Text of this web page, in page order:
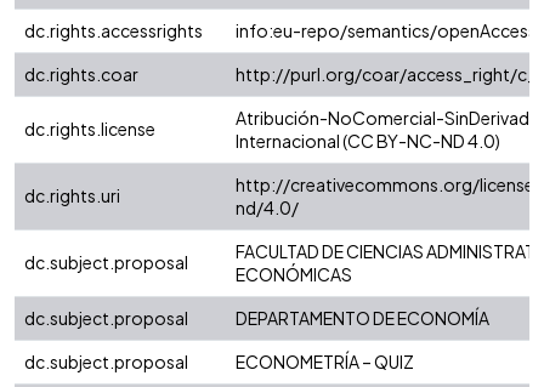
dc.rights.accessrights
info:eu-repo/semantics/openAccess
dc.rights.coar
http://purl.org/coar/access_right/
dc.rights.license
Atribución-NoComercial-
Internacional (CC BY-NC-ND 4.0)
dc.rights.uri
http://creativecommons.org/
nd/4.0/
dc.subject.proposal
FACULTAD DE CIENCIAS
ECONÓMICAS
dc.subject.proposal
DEPARTAMENTO DE ECONOMÍA
dc.subject.proposal
ECONOMETRÍA – QUIZ